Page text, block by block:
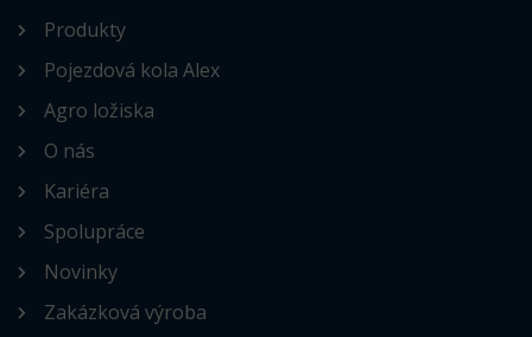
Produkty
Pojezdová kola Alex
Agro ložiska
O nás
Kariéra
Spolupráce
Novinky
Zakázková výroba